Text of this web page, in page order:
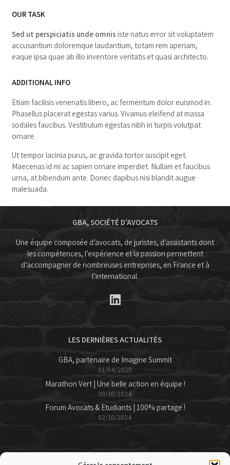
OUR TASK
Sed ut perspiciatis unde omnis iste natus error sit voluptatem
accusantium doloremque laudantium, totam rem aperiam,
eaque ipsa quae ab illo inventore veritatis et quasi architecto.
ADDITIONAL INFO
Etiam facilisis venenatis libero, ac fermentum dolor euismod in.
Phasellus placerat egestas varius. Vivamus eleifend at massa
sodales faucibus. Vestibulum egestas nibh in turpis volutpat
ornare.
Ut tempor lacinia purus, ac gravida tortor suscipit eget.
Maecenas id mi ac sapien ornare imperdiet. Nullam et faucibus
urna, at bibendum ante. Donec dapibus nisi blandit augue
malesuada.
GBA, SOCIÉTÉ D’AVOCATS
Une équipe composée d’avocats, de juristes, d’assistants dont
les compétences, l’expérience et la passion permettent
d’accompagner de nombreuses entreprises, en France et à
l’international.
LES DERNIÈRES ACTUALITÉS
GBA, partenaire de Imagine Summit
01/04/2025
Marathon Vert | Une belle action en équipe !
30/10/2024
Forum Avocats & Etudiants | 100% partage !
02/10/2024